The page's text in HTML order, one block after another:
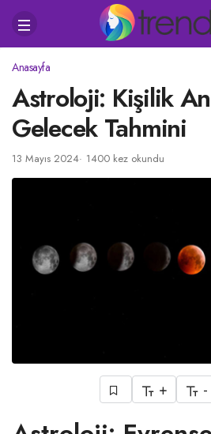
Anasayfa
Astroloji: Kişilik
Gelecek Tahmini
13 Mayıs 2024 1400 kez okundu
+ -